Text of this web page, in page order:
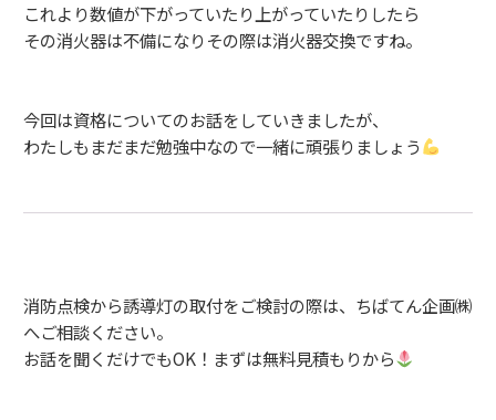
これより数値が下がっていたり上がっていたりしたら
その消火器は不備になりその際は消火器交換ですね。
今回は資格についてのお話をしていきましたが、
わたしもまだまだ勉強中なので一緒に頑張りましょう
消防点検から誘導灯の取付をご検討の際は、ちばてん企画㈱
へご相談ください。
お話を聞くだけでもOK！まずは無料見積もりから